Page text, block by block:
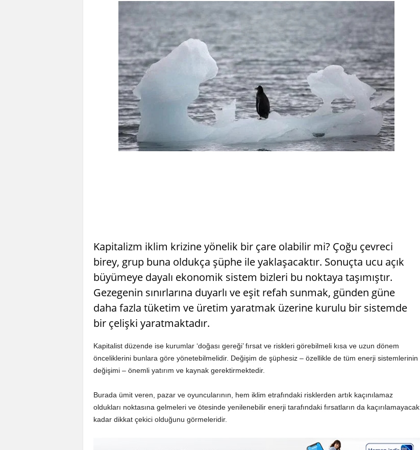
Kapitalizm iklim krizine yönelik bir çare olabilir mi? Çoğu çevreci
birey, grup buna oldukça şüphe ile yaklaşacaktır. Sonuçta ucu açık
büyümeye dayalı ekonomik sistem bizleri bu noktaya taşımıştır.
Gezegenin sınırlarına duyarlı ve eşit refah sunmak, günden güne
daha fazla tüketim ve üretim yaratmak üzerine kurulu bir sistemde
bir çelişki yaratmaktadır.
Kapitalist düzende ise kurumlar ‘doğası gereği’ fırsat ve riskleri görebilmeli kısa ve uzun dönem
önceliklerini bunlara göre yönetebilmelidir. Değişim de şüphesiz – özellikle de tüm enerji sistemlerinin
değişimi – önemli yatırım ve kaynak gerektirmektedir.
Burada ümit veren, pazar ve oyuncularının, hem iklim etrafındaki risklerden artık kaçınılamaz
oldukları noktasına gelmeleri ve ötesinde yenilenebilir enerji tarafındaki fırsatların da kaçırılamayacak
kadar dikkat çekici olduğunu görmeleridir.